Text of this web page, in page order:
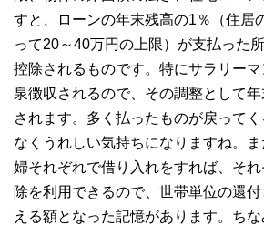
すと、ローンの年末残高の1％（住居
って20～40万円の上限）が支払った
控除されるものです。特にサラリー
泉徴収されるので、その調整として
されます。多く払ったものが戻って
なくうれしい気持ちになりますね。
婦それぞれで借り入れをすれば、そ
除を利用できるので、世帯単位の還
える額となった記憶があります。ち